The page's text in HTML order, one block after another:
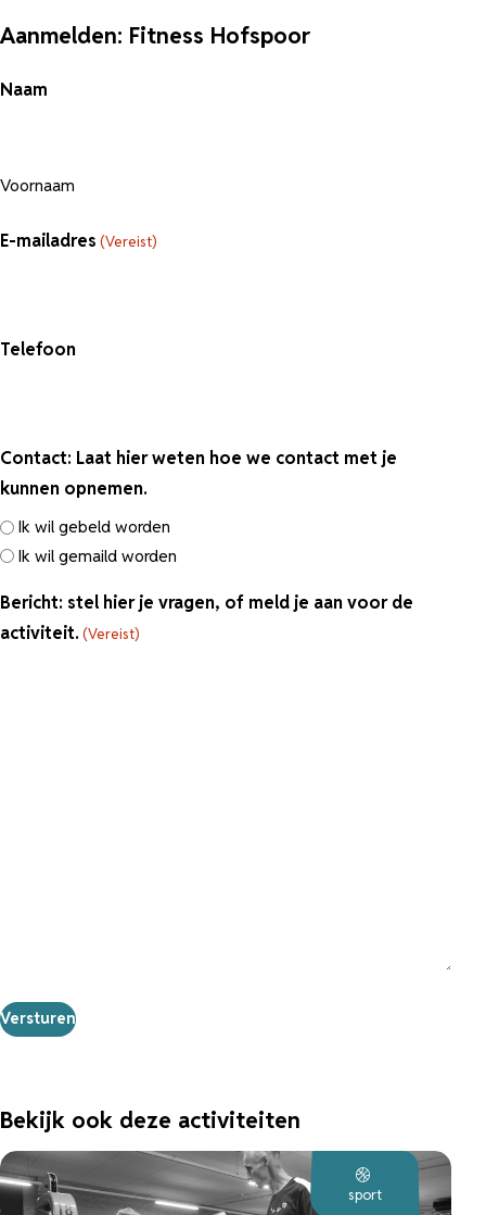
Aanmelden: Fitness Hofspoor
Naam
Voornaam
E-mailadres (Vereist)
Telefoon
Contact: Laat hier weten hoe we contact met je
kunnen opnemen.
Ik wil gebeld worden
Ik wil gemaild worden
Bericht: stel hier je vragen, of meld je aan voor de
activiteit. (Vereist)
Bekijk ook deze activiteiten
sport